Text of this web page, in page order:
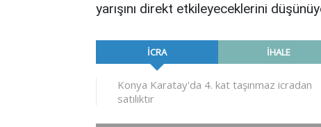
yarışını direkt etkileyeceklerini